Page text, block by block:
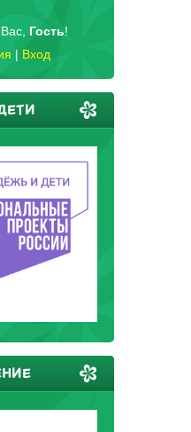
, Гость!
| Вход